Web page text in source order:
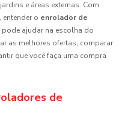
e áreas externas. Com
o enrolador de
ajudar na escolha do
as melhores ofertas, comparar
que você faça uma compra
de